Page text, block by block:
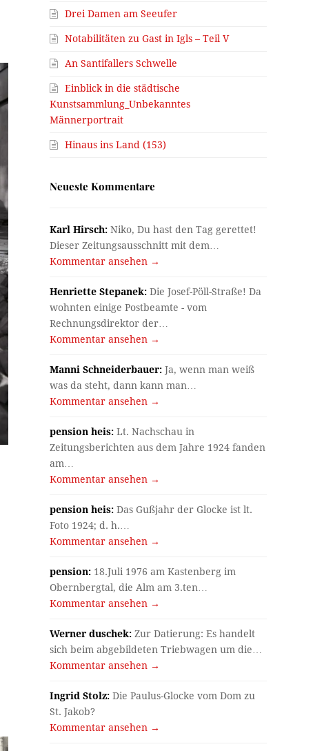
Drei Damen am Seeufer
Notabilitäten zu Gast in Igls – Teil V
An Santifallers Schwelle
Einblick in die städtische
Kunstsammlung_Unbekanntes
Männerportrait
Hinaus ins Land (153)
Neueste Kommentare
Karl Hirsch: Niko, Du hast den Tag gerettet!
Dieser Zeitungsausschnitt mit dem…
Kommentar ansehen →
Henriette Stepanek: Die Josef-Pöll-Straße! Da
wohnten einige Postbeamte - vom
Rechnungsdirektor der…
Kommentar ansehen →
Manni Schneiderbauer: Ja, wenn man weiß
was da steht, dann kann man…
Kommentar ansehen →
pension heis: Lt. Nachschau in
Zeitungsberichten aus dem Jahre 1924 fanden
am…
Kommentar ansehen →
pension heis: Das Gußjahr der Glocke ist lt.
Foto 1924; d. h.…
Kommentar ansehen →
pension: 18.Juli 1976 am Kastenberg im
Obernbergtal, die Alm am 3.ten…
Kommentar ansehen →
Werner duschek: Zur Datierung: Es handelt
sich beim abgebildeten Triebwagen um die…
Kommentar ansehen →
Ingrid Stolz: Die Paulus-Glocke vom Dom zu
St. Jakob?
Kommentar ansehen →